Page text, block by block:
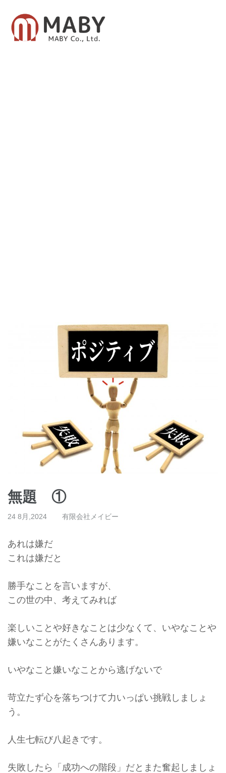
無題 ①
24 8月,2024 有限会社メイビー
あれは嫌だ
これは嫌だと
勝手なことを言いますが、
この世の中、考えてみれば
楽しいことや好きなことは少なくて、いやなことや
嫌いなことがたくさんあります。
いやなこと嫌いなことから逃げないで
苛立たず心を落ちつけて力いっぱい挑戦しましょ
う。
人生七転び八起きです。
失敗したら「成功への階段」だとまた奮起しましょ